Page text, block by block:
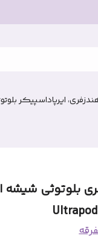
ایرپاداسپیکر
بلوتوثی شیشه